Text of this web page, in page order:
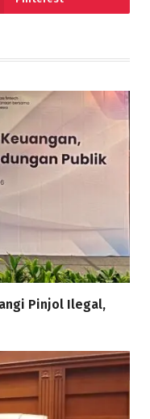
Pinjol Ilegal,